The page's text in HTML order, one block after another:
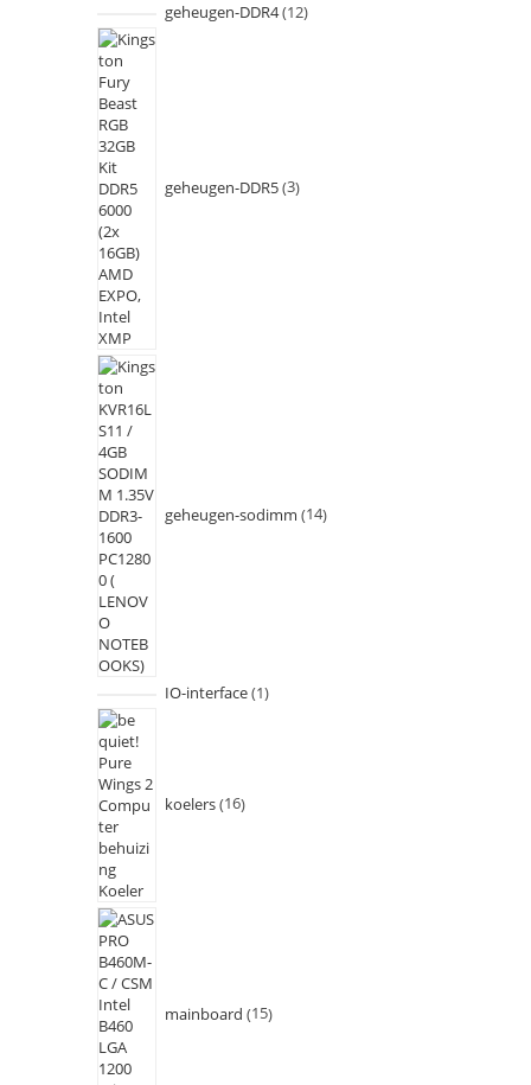
geheugen-DDR4 12
geheugen-DDR5 3
geheugen-sodimm 14
IO-interface 1
koelers 16
mainboard 15